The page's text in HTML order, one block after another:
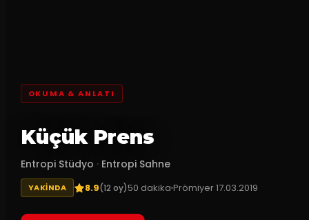
OKUMA & ANLATI
Küçük Prens
Entropi Stüdyo · Entropi Sahne
YAKINDA 8.9(12 oy)50 dakikaPrömiyer17.03.2019